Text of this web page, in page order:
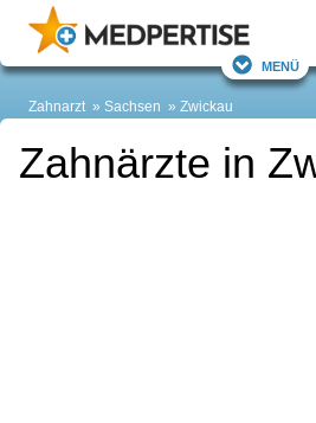
Menü
Zahnarzt Sachsen Zwickau
Zahnärzte in